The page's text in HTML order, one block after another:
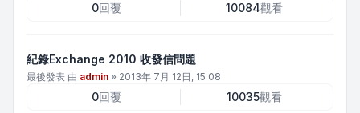
0回覆 10084觀看
紀錄Exchange 2010 收發信問題
最後發表 由 admin » 2013年 7月 12日, 15:08
0回覆 10035觀看